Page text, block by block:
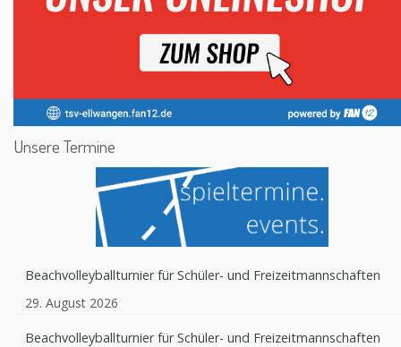
Unsere Termine
Beachvolleyballturnier für Schüler- und Freizeitmannschaften
29. August 2026
Beachvolleyballturnier für Schüler- und Freizeitmannschaften